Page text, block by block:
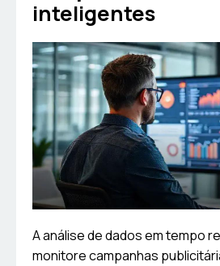
inteligentes
A análise de dados em tempo
monitore campanhas